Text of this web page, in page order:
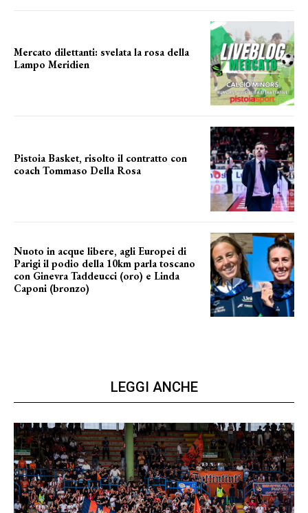
Mercato dilettanti: svelata la rosa della
Lampo Meridien
Pistoia Basket, risolto il contratto con
coach Tommaso Della Rosa
Nuoto in acque libere, agli Europei di
Parigi il podio della 10km parla toscano
con Ginevra Taddeucci (oro) e Linda
Caponi (bronzo)
LEGGI ANCHE